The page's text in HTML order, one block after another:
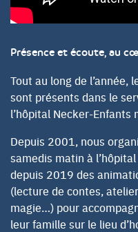
Présence et écoute, au
Tout au long de l’année,
sont présents dans le
l’hôpital Necker-Enfants
Depuis 2001, nous
samedis matin à
depuis 2019 des
(lecture de contes,
magie…) pour
leur famille sur le lieu